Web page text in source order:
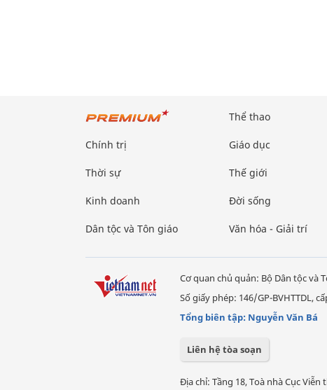
Chính trị
Thời sự
Kinh doanh
Dân tộc và Tôn giáo
Thể thao
Giáo dục
Thế giới
Đời sống
Văn hóa - Giải trí
Cơ quan chủ quản: Bộ Dân tộc và
Số giấy phép: 146/GP-BVHTTDL,
Tổng biên tập: Nguyễn Văn Bá
Liên hệ tòa soạn
Địa chỉ: Tầng 18, Toà nhà Cục